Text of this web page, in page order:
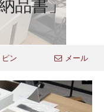
ピン メール